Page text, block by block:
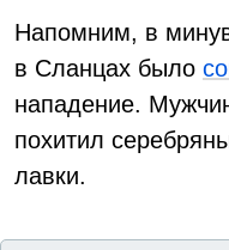
Напомним, в
в Сланцах было
нападение.
похитил
лавки.